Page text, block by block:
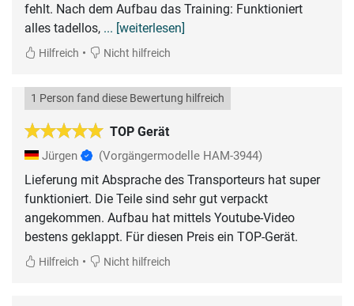
fehlt. Nach dem Aufbau das Training: Funktioniert
alles tadellos, ... [weiterlesen]
Hilfreich • Nicht hilfreich
TOP Gerät
1 Person fand diese Bewertung hilfreich
Jürgen (Vorgängermodelle HAM-3944)
Lieferung mit Absprache des Transporteurs hat super
funktioniert. Die Teile sind sehr gut verpackt
angekommen. Aufbau hat mittels Youtube-Video
bestens geklappt. Für diesen Preis ein TOP-Gerät.
Hilfreich • Nicht hilfreich